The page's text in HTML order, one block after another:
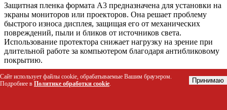
Защитная пленка формата А3 предназначена для установки на
экраны мониторов или проекторов. Она решает проблему
быстрого износа дисплея, защищая его от механических
повреждений, пыли и бликов от источников света.
Использование протектора снижает нагрузку на зрение при
длительной работе за компьютером благодаря антибликовому
покрытию.
Кому подойдет этот товар
Сайт использует файлы cookie, обрабатываемые Вашим браузером.
Подробнее в Политике обработки cookie. Принимаю